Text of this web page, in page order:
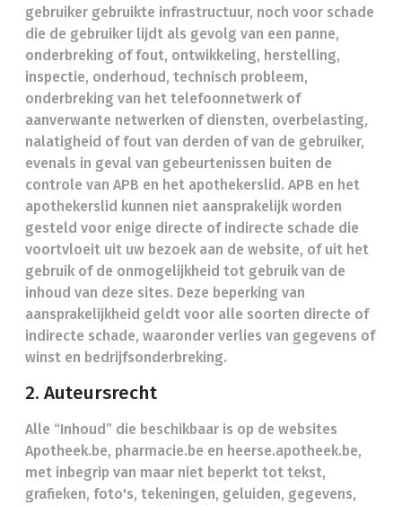
gebruiker gebruikte infrastructuur, noch voor schade
die de gebruiker lijdt als gevolg van een panne,
onderbreking of fout, ontwikkeling, herstelling,
inspectie, onderhoud, technisch probleem,
onderbreking van het telefoonnetwerk of
aanverwante netwerken of diensten, overbelasting,
nalatigheid of fout van derden of van de gebruiker,
evenals in geval van gebeurtenissen buiten de
controle van APB en het apothekerslid. APB en het
apothekerslid kunnen niet aansprakelijk worden
gesteld voor enige directe of indirecte schade die
voortvloeit uit uw bezoek aan de website, of uit het
gebruik of de onmogelijkheid tot gebruik van de
inhoud van deze sites. Deze beperking van
aansprakelijkheid geldt voor alle soorten directe of
indirecte schade, waaronder verlies van gegevens of
winst en bedrijfsonderbreking.
2. Auteursrecht
Alle “Inhoud” die beschikbaar is op de websites
Apotheek.be, pharmacie.be en heerse.apotheek.be,
met inbegrip van maar niet beperkt tot tekst,
grafieken, foto's, tekeningen, geluiden, gegevens,